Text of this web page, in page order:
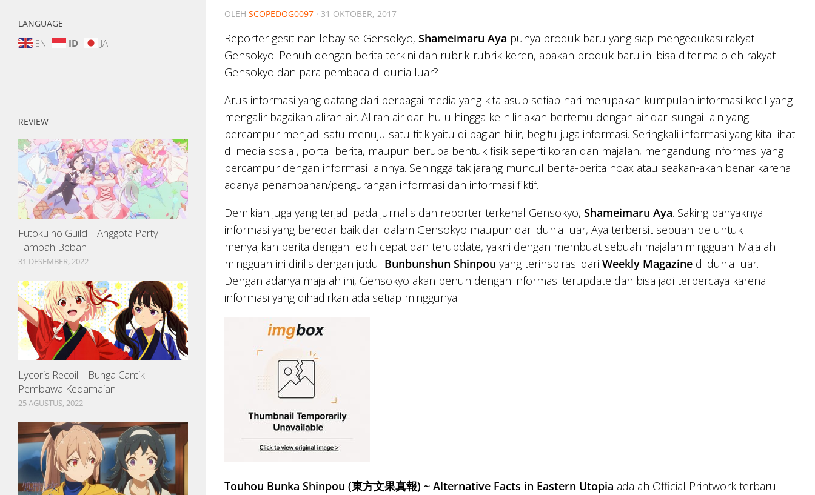
OLEH SCOPEDOG0097 · 31 OKTOBER, 2017
Reporter gesit nan lebay se-Gensokyo, Shameimaru Aya punya produk baru yang siap mengedukasi rakyat
Gensokyo. Penuh dengan berita terkini dan rubrik-rubrik keren, apakah produk baru ini bisa diterima oleh rakyat
Gensokyo dan para pembaca di dunia luar?
Arus informasi yang datang dari berbagai media yang kita asup setiap hari merupakan kumpulan informasi kecil yang
mengalir bagaikan aliran air. Aliran air dari hulu hingga ke hilir akan bertemu dengan air dari sungai lain yang
bercampur menjadi satu menuju satu titik yaitu di bagian hilir, begitu juga informasi. Seringkali informasi yang kita lihat
di media sosial, portal berita, maupun berupa bentuk fisik seperti koran dan majalah, mengandung informasi yang
bercampur dengan informasi lainnya. Sehingga tak jarang muncul berita-berita hoax atau seakan-akan benar karena
adanya penambahan/pengurangan informasi dan informasi fiktif.
Demikian juga yang terjadi pada jurnalis dan reporter terkenal Gensokyo, Shameimaru Aya. Saking banyaknya
informasi yang beredar baik dari dalam Gensokyo maupun dari dunia luar, Aya terbersit sebuah ide untuk
menyajikan berita dengan lebih cepat dan terupdate, yakni dengan membuat sebuah majalah mingguan. Majalah
mingguan ini dirilis dengan judul Bunbunshun Shinpou yang terinspirasi dari Weekly Magazine di dunia luar.
Dengan adanya majalah ini, Gensokyo akan penuh dengan informasi terupdate dan bisa jadi terpercaya karena
informasi yang dihadirkan ada setiap minggunya.
Touhou Bunka Shinpou (東方文果真報) ~ Alternative Facts in Eastern Utopia adalah Official Printwork terbaru
LANGUAGE
EN ID JA
REVIEW
Futoku no Guild – Anggota Party
Tambah Beban
31 DESEMBER, 2022
Lycoris Recoil – Bunga Cantik
Pembawa Kedamaian
25 AGUSTUS, 2022